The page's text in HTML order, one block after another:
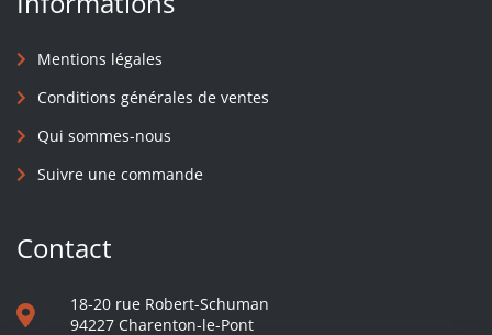
Mentions légales
Conditions générales de ventes
Qui sommes-nous
Suivre une commande
Contact
18-20 rue Robert-Schuman
94227 Charenton-le-Pont